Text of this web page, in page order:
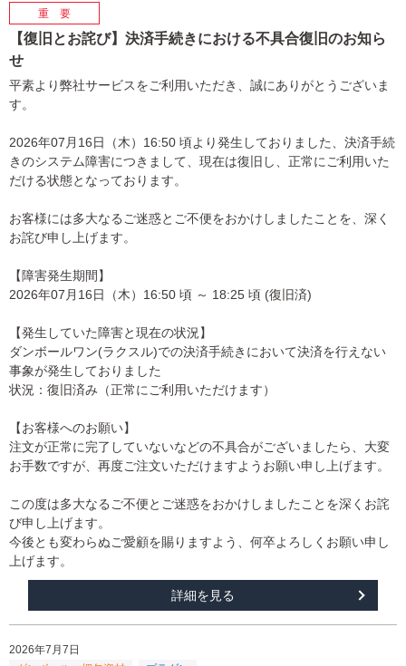
【復旧とお詫び】決済手続きにおける不具合復旧のお知ら
せ
平素より弊社サービスをご利用いただき、誠にありがとうございま
す。
2026年07月16日（木）16:50 頃より発生しておりました、決済手続
きのシステム障害につきまして、現在は復旧し、正常にご利用いた
だける状態となっております。
お客様には多大なるご迷惑とご不便をおかけしましたことを、深く
お詫び申し上げます。
【障害発生期間】
2026年07月16日（木）16:50 頃 ～ 18:25 頃 (復旧済)
【発生していた障害と現在の状況】
ダンボールワン(ラクスル)での決済手続きにおいて決済を行えない
事象が発生しておりました
状況：復旧済み（正常にご利用いただけます）
【お客様へのお願い】
注文が正常に完了していないなどの不具合がございましたら、大変
お手数ですが、再度ご注文いただけますようお願い申し上げます。
この度は多大なるご不便とご迷惑をおかけしましたことを深くお詫
び申し上げます。
今後とも変わらぬご愛顧を賜りますよう、何卒よろしくお願い申し
上げます。
詳細を見る
2026年7月7日